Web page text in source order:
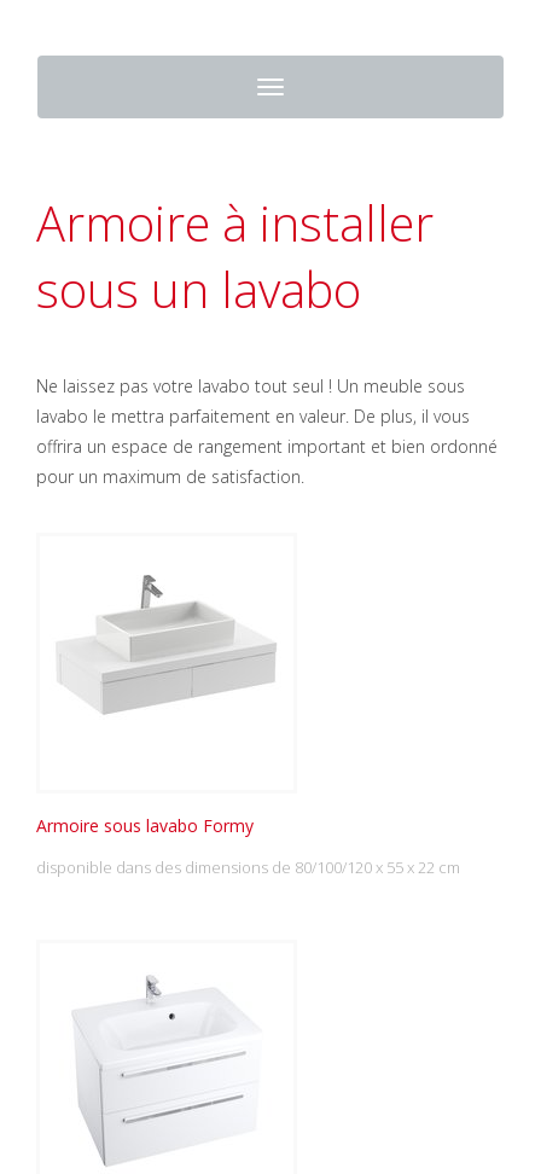
Toggle
navigation
Armoire à installer
sous un lavabo
Ne laissez pas votre lavabo tout seul ! Un meuble sous
lavabo le mettra parfaitement en valeur. De plus, il vous
offrira un espace de rangement important et bien ordonné
pour un maximum de satisfaction.
Armoire sous lavabo Formy
disponible dans des dimensions de 80/100/120 x 55 x 22 cm